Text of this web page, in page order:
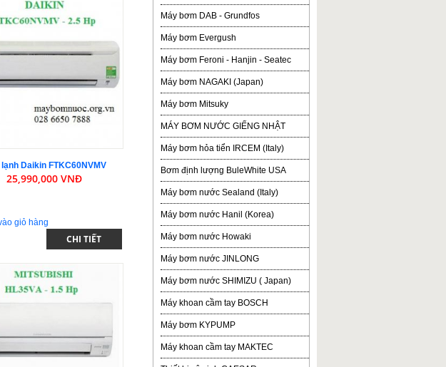
lạnh Daikin FTKC60NVMV
25,990,000 VNĐ
CHI TIẾT
Máy bơm DAB - Grundfos
Máy bơm Evergush
Máy bơm Feroni - Hanjin - Seatec
Máy bơm NAGAKI (Japan)
Máy bơm Mitsuky
MÁY BƠM NƯỚC GIẾNG NHẬT
Máy bơm hỏa tiển IRCEM (Italy)
Bơm định lượng BuleWhite USA
Máy bơm nước Sealand (Italy)
Máy bơm nước Hanil (Korea)
Máy bơm nước Howaki
Máy bơm nước JINLONG
Máy bơm nước SHIMIZU ( Japan)
Máy khoan cầm tay BOSCH
Máy bơm KYPUMP
Máy khoan cầm tay MAKTEC